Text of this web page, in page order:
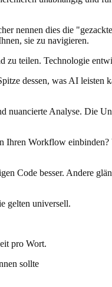
nennen dies die
sie zu navigieren.
zu teilen. Technologie
dessen, was AI leisten
Analyse. Die
Workflow
Code besser. Andere
gelten universell.
pro Wort.
sollte